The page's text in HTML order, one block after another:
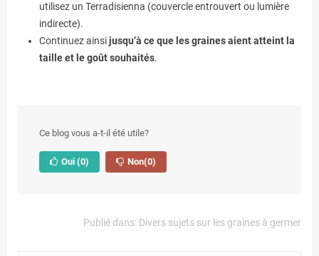
utilisez un Terradisienna (couvercle entrouvert ou lumière
indirecte).
Continuez ainsijusqu’à ce que les graines aient atteint la
taille et le goût souhaités.
Ce blog vous a-t-il été utile?
Oui (0) Non(0)
Publié dans: Divers sujets sur les graines à germer